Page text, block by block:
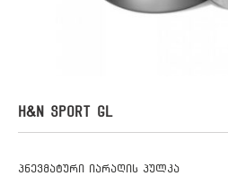
H&N SPORT GL
პნევმატური იარაღის პულკა